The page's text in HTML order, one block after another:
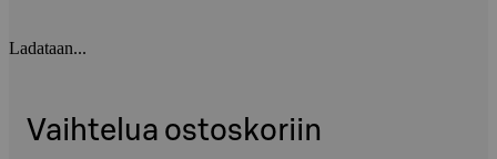
Ladataan...
Vaihtelua ostoskoriin